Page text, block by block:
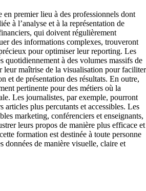
en premier lieu à des professionnels dont
à l’analyse et à la représentation de
qui doivent régulièrement
des informations complexes, trouveront
pour optimiser leur reporting. Les
quotidiennement à des volumes massifs de
leur maîtrise de la visualisation pour faciliter
et de présentation des résultats. En outre,
pertinente pour des métiers où la
Les journalistes, par exemple, pourront
articles plus percutants et accessibles. Les
marketing, conférenciers et enseignants,
leurs propos de manière plus efficace et
formation est destinée à toute personne
données de manière visuelle, claire et